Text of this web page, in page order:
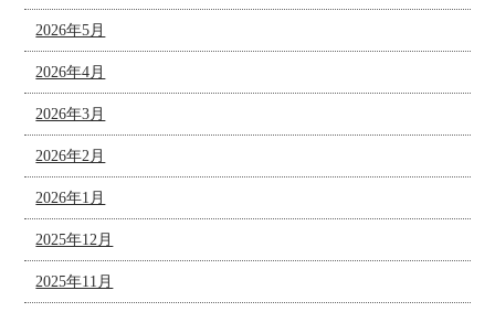
2026年5月
2026年4月
2026年3月
2026年2月
2026年1月
2025年12月
2025年11月